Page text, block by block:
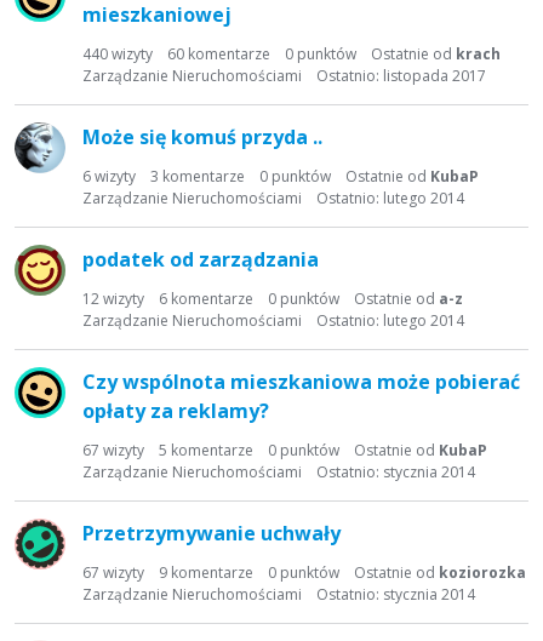
mieszkaniowej
440wizyty 60 komentarze 0 punktów Ostatnie od krach
Ostatnio: listopada 2017
Zarządzanie Nieruchomościami
Może się komuś przyda ..
6wizyty 3 komentarze 0 punktów Ostatnie od KubaP
Ostatnio: lutego 2014
Zarządzanie Nieruchomościami
podatek od zarządzania
12wizyty 6 komentarze 0 punktów Ostatnie od a-z
Ostatnio: lutego 2014
Zarządzanie Nieruchomościami
Czy wspólnota mieszkaniowa może pobierać
opłaty za reklamy?
67 wizyty 5 komentarze 0 punktów Ostatnie od KubaP
Ostatnio: stycznia 2014
Zarządzanie Nieruchomościami
Przetrzymywanie uchwały
67 wizyty 9 komentarze 0 punktów Ostatnie od koziorozka
Ostatnio: stycznia 2014
Zarządzanie Nieruchomościami